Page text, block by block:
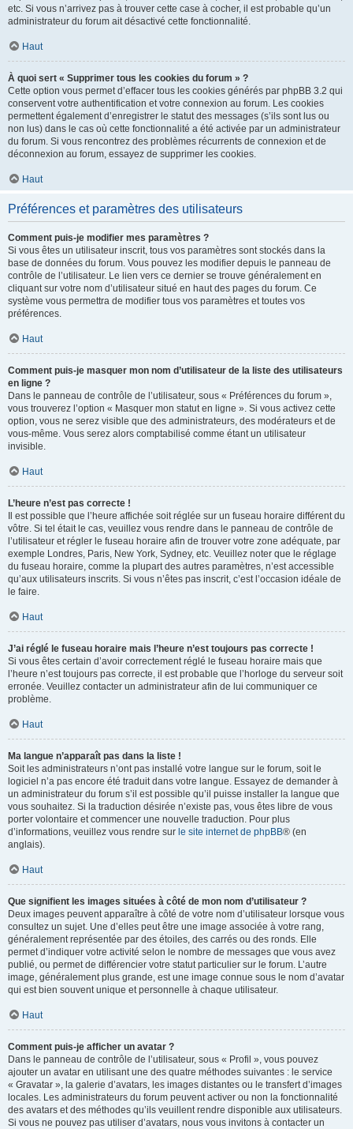
etc. Si vous n’arrivez pas à trouver cette case à cocher, il est probable qu’un
administrateur du forum ait désactivé cette fonctionnalité.
Haut
À quoi sert « Supprimer tous les cookies du forum » ?
Cette option vous permet d’effacer tous les cookies générés par phpBB 3.2 qui
conservent votre authentification et votre connexion au forum. Les cookies
permettent également d’enregistrer le statut des messages (s’ils sont lus ou
non lus) dans le cas où cette fonctionnalité a été activée par un administrateur
du forum. Si vous rencontrez des problèmes récurrents de connexion et de
déconnexion au forum, essayez de supprimer les cookies.
Haut
Préférences et paramètres des utilisateurs
Comment puis-je modifier mes paramètres ?
Si vous êtes un utilisateur inscrit, tous vos paramètres sont stockés dans la
base de données du forum. Vous pouvez les modifier depuis le panneau de
contrôle de l’utilisateur. Le lien vers ce dernier se trouve généralement en
cliquant sur votre nom d’utilisateur situé en haut des pages du forum. Ce
système vous permettra de modifier tous vos paramètres et toutes vos
préférences.
Haut
Comment puis-je masquer mon nom d’utilisateur de la liste des utilisateurs
en ligne ?
Dans le panneau de contrôle de l’utilisateur, sous « Préférences du forum »,
vous trouverez l’option « Masquer mon statut en ligne ». Si vous activez cette
option, vous ne serez visible que des administrateurs, des modérateurs et de
vous-même. Vous serez alors comptabilisé comme étant un utilisateur
invisible.
Haut
L’heure n’est pas correcte !
Il est possible que l’heure affichée soit réglée sur un fuseau horaire différent du
vôtre. Si tel était le cas, veuillez vous rendre dans le panneau de contrôle de
l’utilisateur et régler le fuseau horaire afin de trouver votre zone adéquate, par
exemple Londres, Paris, New York, Sydney, etc. Veuillez noter que le réglage
du fuseau horaire, comme la plupart des autres paramètres, n’est accessible
qu’aux utilisateurs inscrits. Si vous n’êtes pas inscrit, c’est l’occasion idéale de
le faire.
Haut
J’ai réglé le fuseau horaire mais l’heure n’est toujours pas correcte !
Si vous êtes certain d’avoir correctement réglé le fuseau horaire mais que
l’heure n’est toujours pas correcte, il est probable que l’horloge du serveur soit
erronée. Veuillez contacter un administrateur afin de lui communiquer ce
problème.
Haut
Ma langue n’apparaît pas dans la liste !
Soit les administrateurs n’ont pas installé votre langue sur le forum, soit le
logiciel n’a pas encore été traduit dans votre langue. Essayez de demander à
un administrateur du forum s’il est possible qu’il puisse installer la langue que
vous souhaitez. Si la traduction désirée n’existe pas, vous êtes libre de vous
porter volontaire et commencer une nouvelle traduction. Pour plus
d’informations, veuillez vous rendre sur le site internet de phpBB® (en
anglais).
Haut
Que signifient les images situées à côté de mon nom d’utilisateur ?
Deux images peuvent apparaître à côté de votre nom d’utilisateur lorsque vous
consultez un sujet. Une d’elles peut être une image associée à votre rang,
généralement représentée par des étoiles, des carrés ou des ronds. Elle
permet d’indiquer votre activité selon le nombre de messages que vous avez
publié, ou permet de différencier votre statut particulier sur le forum. L’autre
image, généralement plus grande, est une image connue sous le nom d’avatar
qui est bien souvent unique et personnelle à chaque utilisateur.
Haut
Comment puis-je afficher un avatar ?
Dans le panneau de contrôle de l’utilisateur, sous « Profil », vous pouvez
ajouter un avatar en utilisant une des quatre méthodes suivantes : le service
« Gravatar », la galerie d’avatars, les images distantes ou le transfert d’images
locales. Les administrateurs du forum peuvent activer ou non la fonctionnalité
des avatars et des méthodes qu’ils veuillent rendre disponible aux utilisateurs.
Si vous ne pouvez pas utiliser d’avatars, nous vous invitons à contacter un